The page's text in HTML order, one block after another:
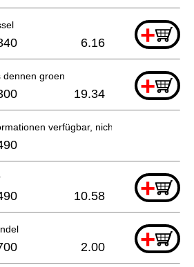
+
6.16
dennen groen +
19.34
verfügbar, nicht bestellbar
+
10.58
+
2.00